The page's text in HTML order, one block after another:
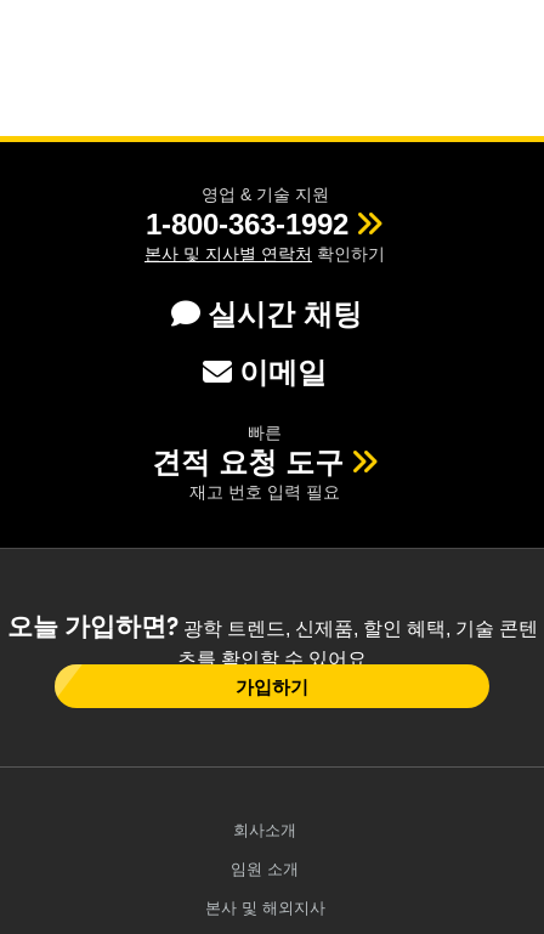
영업 & 기술 지원
1-800-363-1992
본사 및 지사별 연락처 확인하기
실시간 채팅
이메일
빠른
견적 요청 도구
재고 번호 입력 필요
오늘 가입하면?광학 트렌드, 신제품, 할인 혜택, 기술 콘텐
츠를 확인할 수 있어요
가입하기
회사소개
임원 소개
본사 및 해외지사